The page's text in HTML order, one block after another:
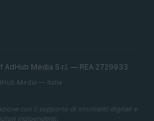
Media S.r.l. — REA 2729933
Media — Italia
con il supporto di strumenti digitali e
indipendenti.